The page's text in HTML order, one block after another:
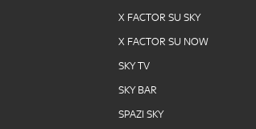
X FACTOR SU SKY
X FACTOR SU NOW
SKY TV
SKY BAR
SPAZI SKY